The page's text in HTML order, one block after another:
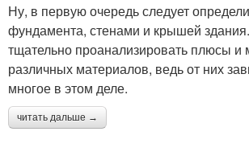
Ну, в первую очередь следует
фундамента, стенами и крышей
тщательно проанализировать плюсы и
различных материалов, ведь от них
многое в этом деле.
читать дальше →